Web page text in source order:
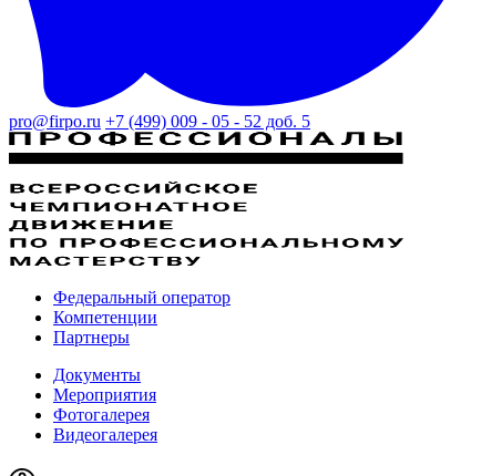
pro@firpo.ru +7 (499) 009 - 05 - 52 доб. 5
Федеральный оператор
Компетенции
Партнеры
Документы
Мероприятия
Фотогалерея
Видеогалерея